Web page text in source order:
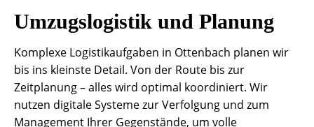
Umzugslogistik und Planung
Komplexe Logistikaufgaben in Ottenbach planen wir
bis ins kleinste Detail. Von der Route bis zur
Zeitplanung – alles wird optimal koordiniert. Wir
nutzen digitale Systeme zur Verfolgung und zum
Management Ihrer Gegenstände, um volle